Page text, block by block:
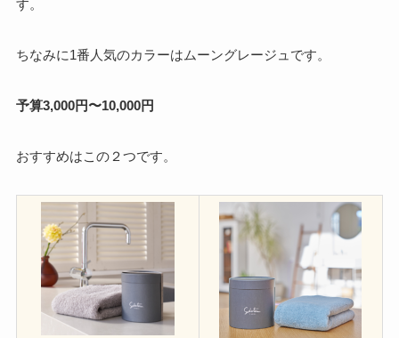
す。
ちなみに1番人気のカラーはムーングレージュです。
予算3,000円〜10,000円
おすすめはこの２つです。